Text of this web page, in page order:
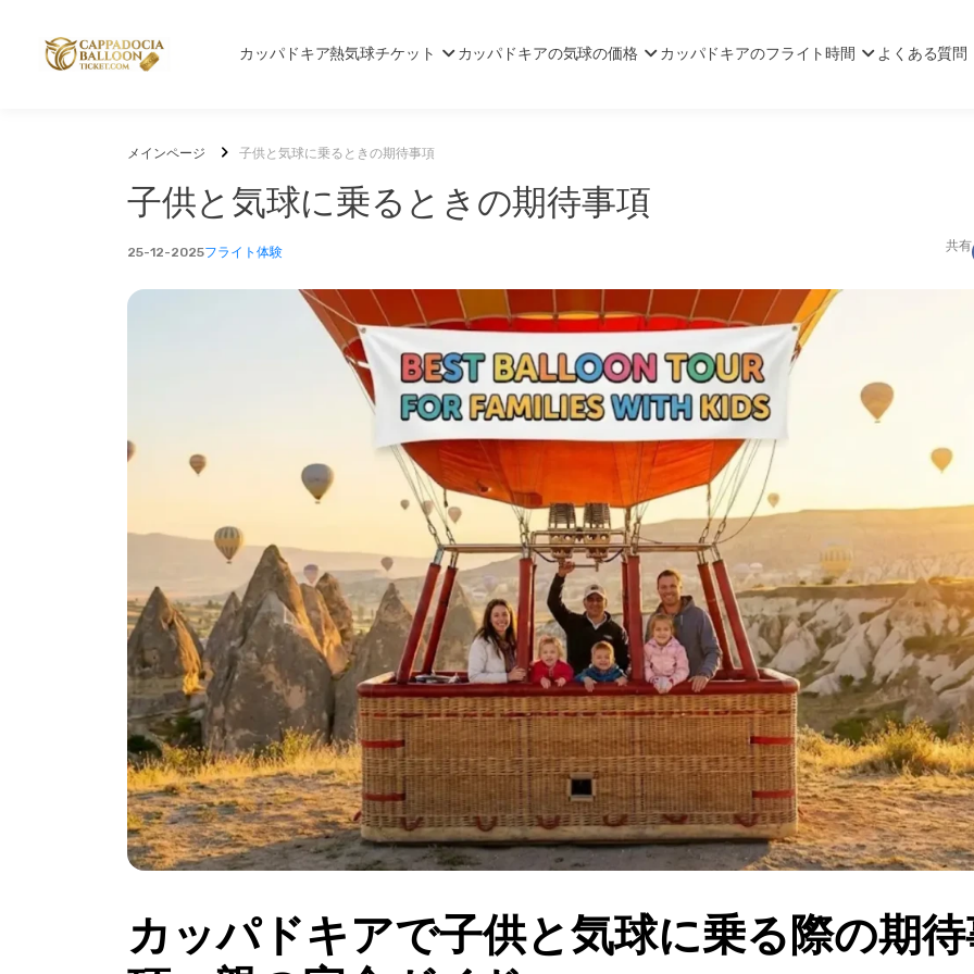
カッパドキア熱気球チケット カッパドキアの気球の価格 カッパドキアのフライト時間 よくある質問
メインページ 子供と気球に乗るときの期待事項
子供と気球に乗るときの期待事項
25-12-2025フライト体験 共有
カッパドキアで子供と気球に乗る際の期